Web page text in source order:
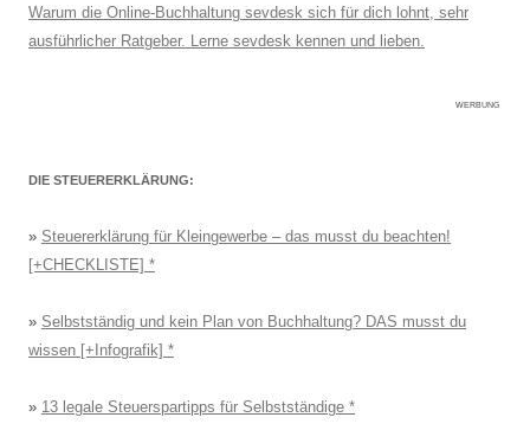
Warum die Online-Buchhaltung sevdesk sich für dich lohnt, sehr
ausführlicher Ratgeber. Lerne sevdesk kennen und lieben.
WERBUNG
DIE STEUERERKLÄRUNG:
» Steuererklärung für Kleingewerbe – das musst du beachten!
[+CHECKLISTE]
» Selbstständig und kein Plan von Buchhaltung? DAS musst du
wissen [+Infografik]
» 13 legale Steuerspartipps für Selbstständige